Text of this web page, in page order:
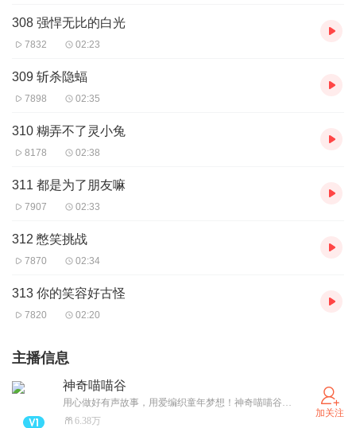
308 强悍无比的白光
7832 02:23
309 斩杀隐蝠
7898 02:35
310 糊弄不了灵小兔
8178 02:38
311 都是为了朋友嘛
7907 02:33
312 憋笑挑战
7870 02:34
313 你的笑容好古怪
7820 02:20
主播信息
神奇喵喵谷
用心做好有声故事，用爱编织童年梦想！神奇喵喵谷号：SQMMGFM 伴宝贝快乐成长！
6.38万
加关注